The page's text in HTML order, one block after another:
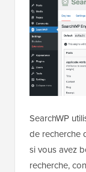
SearchWP
de recherche
si vous avez
recherche,